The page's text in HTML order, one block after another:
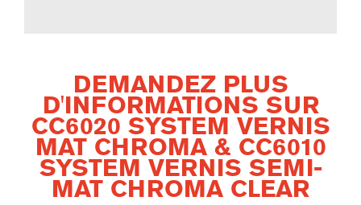
DEMANDEZ PLUS
D'INFORMATIONS SUR
CC6020 SYSTEM VERNIS
MAT CHROMA & CC6010
SYSTEM VERNIS SEMI-
MAT CHROMA CLEAR